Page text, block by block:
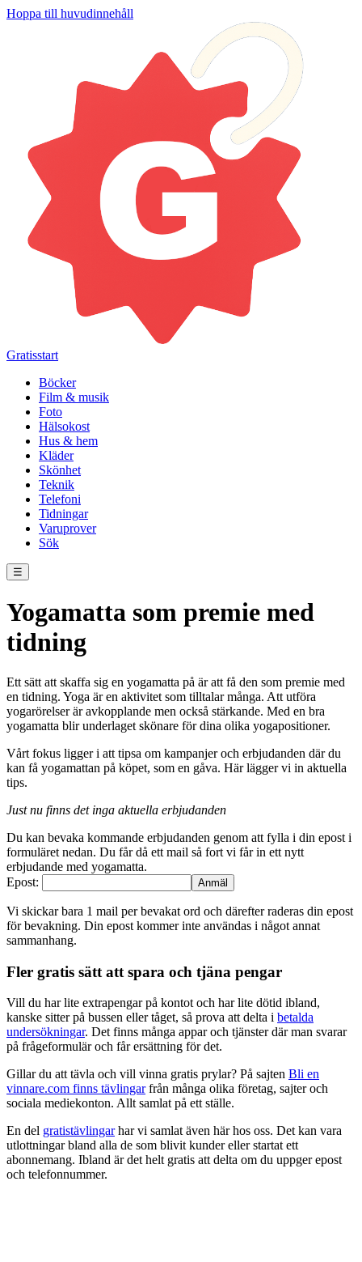
Hoppa till huvudinnehåll
Gratisstart
Böcker
Film & musik
Foto
Hälsokost
Hus & hem
Kläder
Skönhet
Teknik
Telefoni
Tidningar
Varuprover
Sök
☰
Yogamatta som premie med
tidning
Ett sätt att skaffa sig en yogamatta på är att få den som premie med
en tidning. Yoga är en aktivitet som tilltalar många. Att utföra
yogarörelser är avkopplande men också stärkande. Med en bra
yogamatta blir underlaget skönare för dina olika yogapositioner.
Vårt fokus ligger i att tipsa om kampanjer och erbjudanden där du
kan få yogamattan på köpet, som en gåva. Här lägger vi in aktuella
tips.
Just nu finns det inga aktuella erbjudanden
Du kan bevaka kommande erbjudanden genom att fylla i din epost i
formuläret nedan. Du får då ett mail så fort vi får in ett nytt
erbjudande med yogamatta.
Epost:
Vi skickar bara 1 mail per bevakat ord och därefter raderas din epost
för bevakning. Din epost kommer inte användas i något annat
sammanhang.
Fler gratis sätt att spara och tjäna pengar
Vill du har lite extrapengar på kontot och har lite dötid ibland,
kanske sitter på bussen eller tåget, så prova att delta i betalda
undersökningar. Det finns många appar och tjänster där man svarar
på frågeformulär och får ersättning för det.
Gillar du att tävla och vill vinna gratis prylar? På sajten Bli en
vinnare.com finns tävlingarfrån många olika företag, sajter och
sociala mediekonton. Allt samlat på ett ställe.
En del gratistävlingarhar vi samlat även här hos oss. Det kan vara
utlottningar bland alla de som blivit kunder eller startat ett
abonnemang. Ibland är det helt gratis att delta om du uppger epost
och telefonnummer.